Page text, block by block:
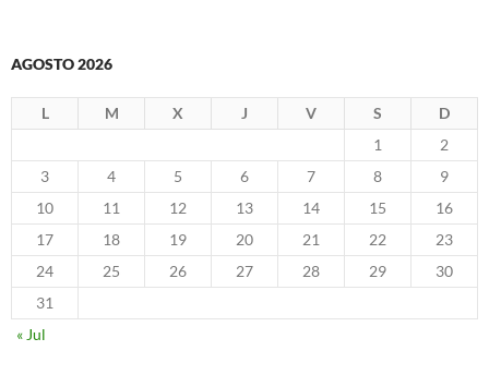
AGOSTO 2026
L M X J V S
D
1
2
3
4 5 6 7 8
9
10
11 12 13 14 15
16
17
18 19 20 21 22
23
24
25 26 27 28 29
30
31
« Jul